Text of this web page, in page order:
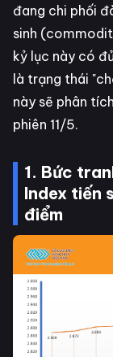
đang chi phối
sinh
kỷ lục này có
là trạng thái
này sẽ phân
phiên 11/5.
1. Bức
Index tiến
điểm